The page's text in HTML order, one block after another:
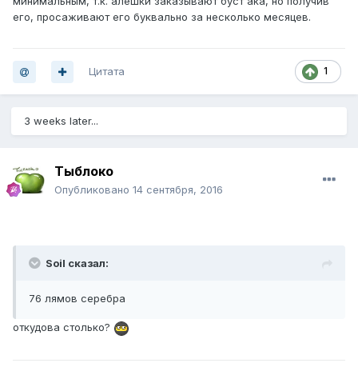
его, просаживают его буквально за несколько месяцев.
1
Цитата
3 weeks later...
Тыблоко
Опубликовано 14 сентября, 2016
Soil сказал:
76 лямов серебра
откудова столько?